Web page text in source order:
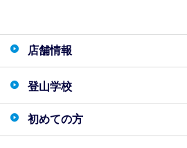
店舗情報
登山学校
初めての方